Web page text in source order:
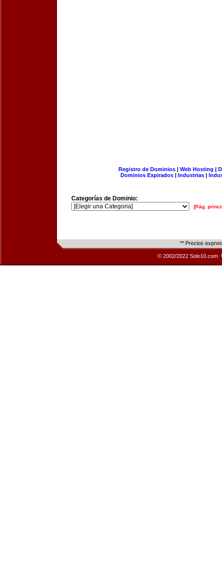
Registro de Dominios| Web Hosting |
Dominios Expirados | Industrias |
Categorías de Dominio:
[Pág.
** Precios
© 2002/2022 Solo10.com